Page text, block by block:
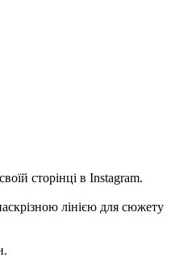
сторінці в Instagram.
лінією для сюжету